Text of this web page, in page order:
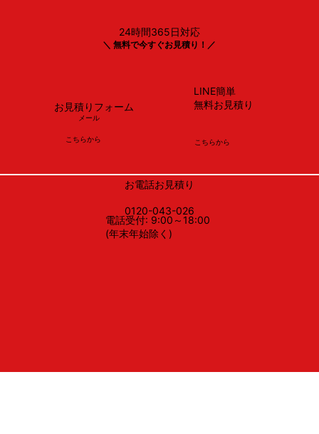
LINE簡単
無料お見積り
​こちらから
0120-043-026
お電話お見積り
電話受付: 9:00～18:00
(年末年始除く)
お見積りフォーム
​こちらから
メール
＼ 無料で今すぐお見積り！／
24時間365日対応